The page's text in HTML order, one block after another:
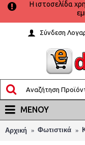
Η ιστοσελίδα
Σύνδεση
ΜΕΝΟΎ
Αρχική Φωτιστικά